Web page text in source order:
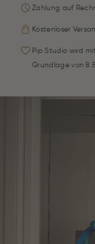
Zahlung auf
Kostenloser
Pip Studio wird
Grundlage von